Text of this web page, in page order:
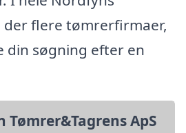
der flere tømrerfirmaer,
din søgning efter en
Tømrer&Tagrens ApS